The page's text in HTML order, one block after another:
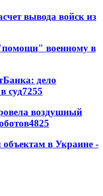
вывода войск из
военному в
дело
суд7255
воздушный
4825
в Украине -